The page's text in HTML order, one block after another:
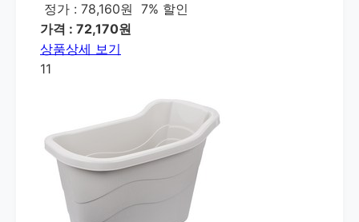
정가 : 78,160원 7% 할인
가격 : 72,170원
상품상세 보기
11